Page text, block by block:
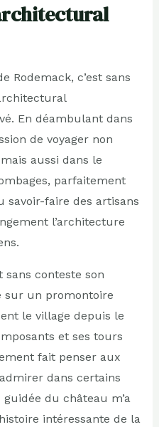
Rodemack, c’est sans
En déambulant dans
de voyager non
aussi dans le
parfaitement
savoir-faire des artisans
l’architecture
sans conteste son
sur un promontoire
le village depuis le
et ses tours
fait penser aux
dans certains
du château m’a
intéressante de la